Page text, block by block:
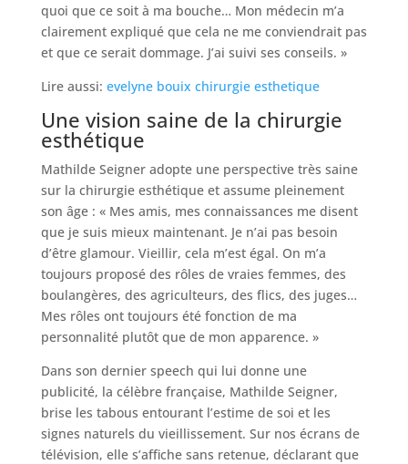
quoi que ce soit à ma bouche… Mon médecin m’a
clairement expliqué que cela ne me conviendrait pas
et que ce serait dommage. J’ai suivi ses conseils. »
Lire aussi: evelyne bouix chirurgie esthetique
Une vision saine de la chirurgie
esthétique
Mathilde Seigner adopte une perspective très saine
sur la chirurgie esthétique et assume pleinement
son âge : « Mes amis, mes connaissances me disent
que je suis mieux maintenant. Je n’ai pas besoin
d’être glamour. Vieillir, cela m’est égal. On m’a
toujours proposé des rôles de vraies femmes, des
boulangères, des agriculteurs, des flics, des juges…
Mes rôles ont toujours été fonction de ma
personnalité plutôt que de mon apparence. »
Dans son dernier speech qui lui donne une
publicité, la célèbre française, Mathilde Seigner,
brise les tabous entourant l’estime de soi et les
signes naturels du vieillissement. Sur nos écrans de
télévision, elle s’affiche sans retenue, déclarant que